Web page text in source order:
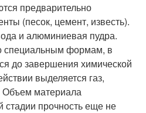
предварительно
(песок, цемент, известь).
и алюминиевая пудра.
специальным формам, в
до завершения химической
выделяется газ,
материала
стадии прочность еще не